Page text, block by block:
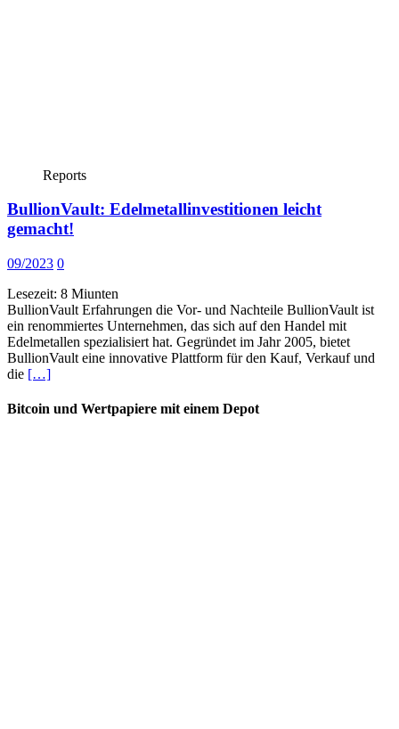
Reports
BullionVault: Edelmetallinvestitionen leicht
gemacht!
09/2023 0
Lesezeit: 8 Miunten
BullionVault Erfahrungen die Vor- und Nachteile BullionVault ist
ein renommiertes Unternehmen, das sich auf den Handel mit
Edelmetallen spezialisiert hat. Gegründet im Jahr 2005, bietet
BullionVault eine innovative Plattform für den Kauf, Verkauf und
die […]
Bitcoin und Wertpapiere mit einem Depot